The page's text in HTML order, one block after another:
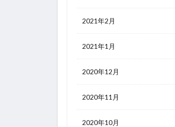
2021年2月
2021年1月
2020年12月
2020年11月
2020年10月